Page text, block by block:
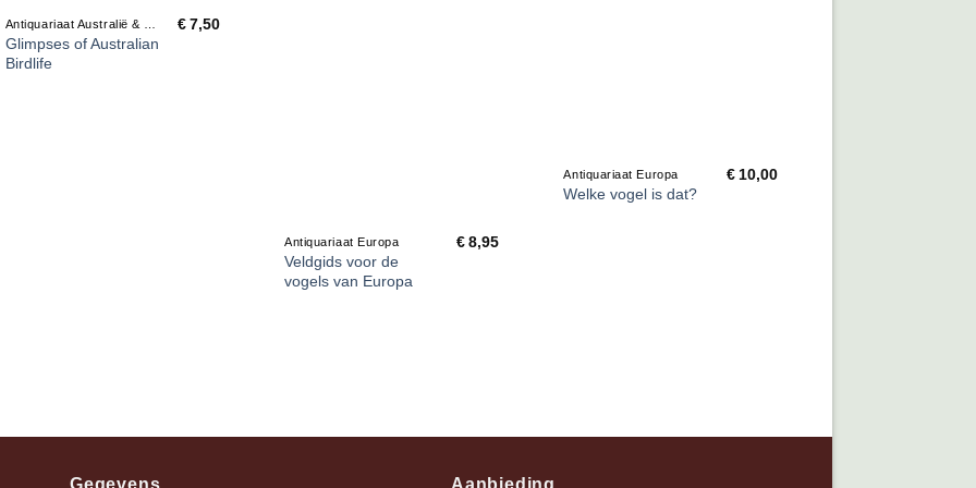
Glimpses of Australian
Birdlife
€ 7,50
Antiquariaat Europa
Veldgids voor de
vogels van Europa
€8,95
Antiquariaat Europa
Welke vogel is dat?
€ 10,00
Gegevens Aanbieding